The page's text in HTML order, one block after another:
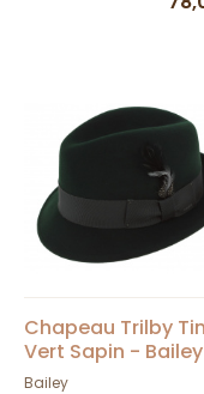
Chapeau Trilby
Vert Sapin - Bailey
Bailey